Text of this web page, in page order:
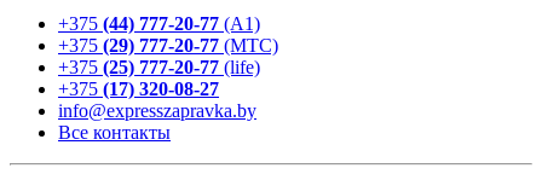
+375 (44) 777-20-77 (А1)
+375 (29) 777-20-77 (МТС)
+375 (25) 777-20-77 (life)
+375 (17) 320-08-27
info@expresszapravka.by
Все контакты